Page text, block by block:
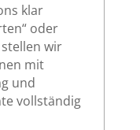
klar
oder
stellen wir
mit
und
vollständig